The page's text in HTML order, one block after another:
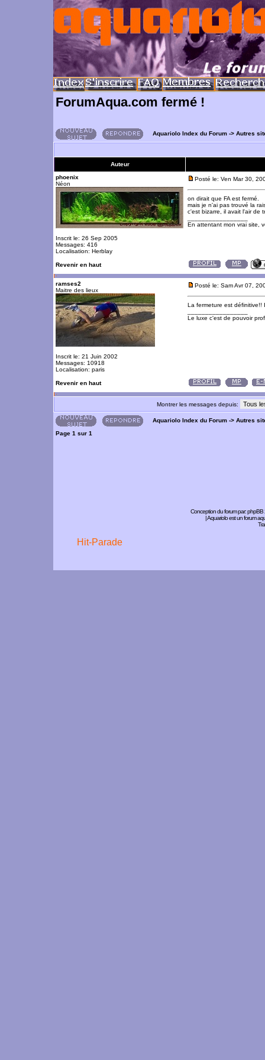
ForumAqua.com fermé !
Aquariolo Index du Forum -> Autres
Auteur
phoenix
Néon
Inscrit le: 26 Sep 2005
Messages: 416
Localisation: Herblay
Posté le: Ven Mar 30,
on dirait que FA est fermé.
mais je n'ai pas trouvé la
c'est bizarre, il avait l'air de
En attentant mon vrai site,
Revenir en haut
ramses2
Maitre des lieux
Inscrit le: 21 Juin 2002
Messages: 10918
Localisation: paris
Posté le: Sam Avr 07,
La fermeture est
Le luxe c'est de pouvoir
Revenir en haut
Montrer les messages depuis:
Aquariolo Index du Forum -> Autres
Page 1 sur 1
Conception du forum par:phpBB
| Aquariolo est un forum